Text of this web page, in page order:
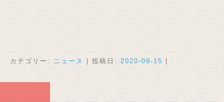
カテゴリー: ニュース | 投稿日:2020-09-15 |